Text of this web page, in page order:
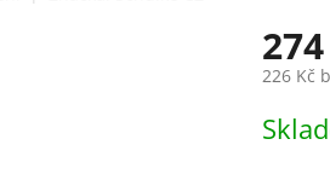
226 Kč
cena: